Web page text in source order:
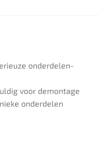
onderdelen-
voor demontage
onderdelen